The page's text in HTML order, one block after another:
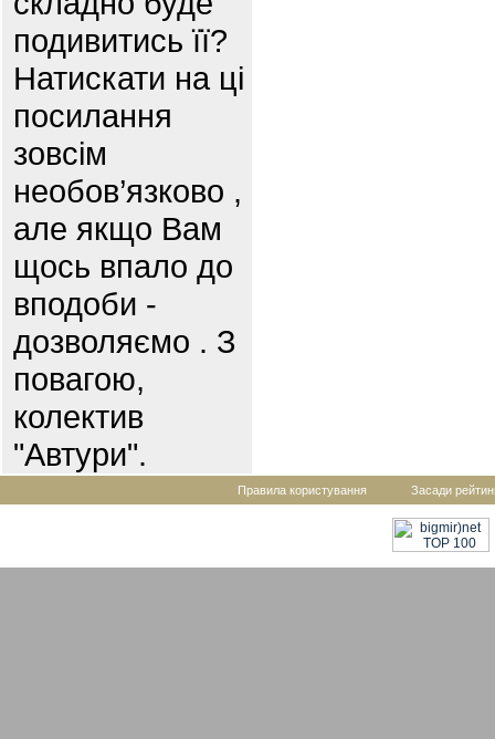
подивитись її?
Натискати на ці
посилання
зовсім
необов’язково ,
але якщо Вам
щось впало до
вподоби -
дозволяємо . З
повагою,
колектив
"Автури".
Правила користування Засади